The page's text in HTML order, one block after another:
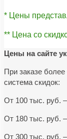
* Цены
** Цена со
Цены на сайте
При заказе
система скидок:
От 100 тыс. руб.
От 180 тыс. руб.
От 300 тыс. руб.